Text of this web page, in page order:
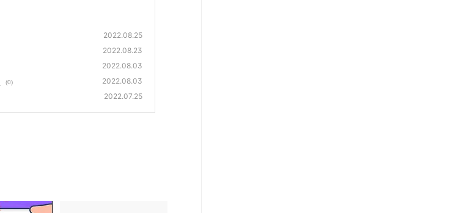
2022.08.25
2022.08.23
2022.08.03
(0) 2022.08.03
2022.07.25